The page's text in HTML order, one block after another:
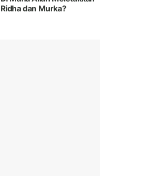
Ridha dan Murka?